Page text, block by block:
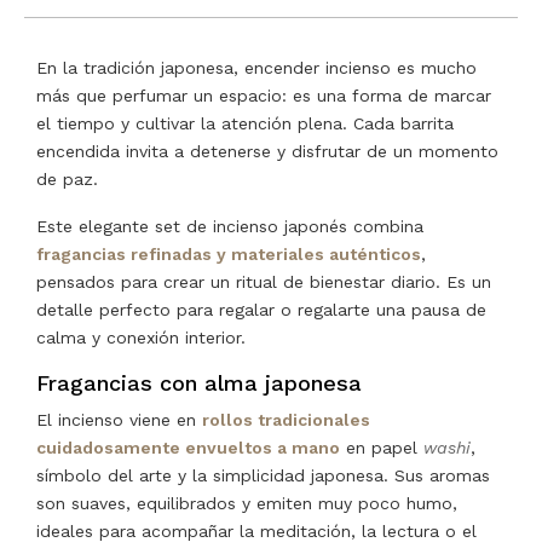
En la tradición japonesa, encender incienso es mucho
más que perfumar un espacio: es una forma de marcar
el tiempo y cultivar la atención plena. Cada barrita
encendida invita a detenerse y disfrutar de un momento
de paz.
Este elegante set de incienso japonés combina
fragancias refinadas y materiales auténticos,
pensados para crear un ritual de bienestar diario. Es un
detalle perfecto para regalar o regalarte una pausa de
calma y conexión interior.
Fragancias con alma japonesa
El incienso viene en rollos tradicionales
cuidadosamente envueltos a mano en papel washi,
símbolo del arte y la simplicidad japonesa. Sus aromas
son suaves, equilibrados y emiten muy poco humo,
ideales para acompañar la meditación, la lectura o el